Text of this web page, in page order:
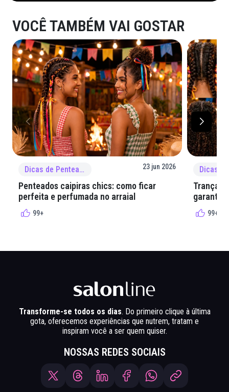
VOCÊ TAMBÉM VAI GOSTAR
Dicas de Penteado 23 jun 2026
Penteados caipiras chics: como ficar
perfeita e perfumada no arraial
99+
Tranças
garantir
99+
Transforme-se todos os dias. Do primeiro clique à última
gota, oferecemos experiências que nutrem, tratam e
inspiram você a ser quem quiser.
NOSSAS REDES SOCIAIS